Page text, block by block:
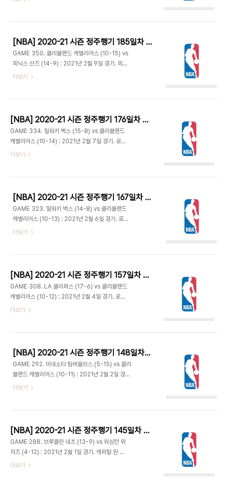
가지만 데미언 릴라드가 자유투를 유도해내는 등 5
미 8득점. 시카고 3점 터지며 23-31로 달아났다.
3점 7개 던져 모두 성공. 라빈은 3점 4/4. 시카고의
공격이 터질 때마다 핫소스를 찾는 지역방송 해설자
스테이시 킹은 연신 핫소스 타령을 한다. 시카고는 8
개째 3점으로 팀 한 쿼터 신기록. 라빈 3점 5개째.
다 득점에 3점 10개로 역대 팀 한 쿼..
[NBA] 2020-21 시즌 정주행기 185일차 (2021.06.25)
GAME 350. 클리블랜드 캐벌리어스 (10-15) vs
피닉스 선즈 (14-9) : 2021년 2월 9일 경기. 피닉
스 선즈 아레나 - 클리블랜드는 재럿 앨런이 선발 출
면 피닉스는 데빈 부커와 미캘 브리지스가 득점 대부
분을 차지하며 대등한 승부가 이어졌다. 자베일 맥기
의 3점으로 캐브스가 앞섰지만 부커가 4점 플레이로
역전시킨 후 다시 점퍼 추가. 마지막에 랭스턴 갤로웨
이가 스틸 후 점퍼 넣으며 28-34 1쿼터 종료. - 클
달아 득점, 40-42 추격. 피닉스도 무어와 프랭크 카
더보기
[NBA] 2020-21 시즌 정주행기 176일차 (2021.06.16)
GAME 334. 밀워키 벅스 (15-8) vs 클리블랜드
캐벌리어스 (10-14) : 2021년 2월 7일 경기. 로켓
모기지 필드하우스 - 2차전. 클리블랜드는 래리 낸스
러먼드가 점퍼를 2번 시도해 하나 성공. 즈루 할러데
이 3점에 포스트업 후 훅샷으로 17-16 역전. 클리블
랜드는 연이은 턴오버로 공격권을 헌납하며 밀워키
의 속공 득점이 이어져 연속 10점을 넣으며 25-16.
막판 제디 오스만의 플로터에 콜린 섹스턴의 3점 플
린스의 3점에 터치다운 패스를 받은 오스만의 레이
더보기
[NBA] 2020-21 시즌 정주행기 167일차 (2021.06.07)
GAME 323. 밀워키 벅스 (14-8) vs 클리블랜드
캐벌리어스 (10-13) : 2021년 2월 6일 경기. 로켓
모기지 필드하우스 - 초반 클리블랜드의 인사이드 공
주로 공격하다 재럿 앨런이 코너에서 3점을 넣고 제
디 오스만도 3점 성공시키며 점수차를 벌렸다. 밀워
키는 앨런의 존재로 인해 인사이드 득점에 어려움을
겪으며 26-33 1쿼터 종료. - 바비 포티스가 연속 6
득점하며 추격의 발판을 마련. 야니스도 계속된 골밑
42-41 역전. 밀워키는 3점 1/13에 그친 반면 토리
더보기
[NBA] 2020-21 시즌 정주행기 157일차 (2021.05.28)
GAME 308. LA 클리퍼스 (17-6) vs 클리블랜드
캐벌리어스 (10-12) : 2021년 2월 4일 경기. 로켓
모기지 필드하우스 - 클리퍼스는 초반부터 3점이 잘
의 필드골을 연속으로 성공시키며 30-17로 달아났
다. 33-25 1쿼터 종료. 클리블랜드는 섹스턴과 대
리어스 갈랜드가 9/11로 18점을 합작했다. - 1쿼터
후반부터 재럿 앨런이 들어오면서 클리블랜드의 수
비가 나아졌다. 벤치 멤버인 라마 스티븐슨과 딜런 윈
윈들러가 골밑에서 이비차 주바치의 공을 두 번이나
더보기
[NBA] 2020-21 시즌 정주행기 148일차 (2021.05.19)
GAME 292. 미네소타 팀버울브스 (5-15) vs 클리
블랜드 캐벌리어스 (10-11) : 2021년 2월 2일 경
기. 로켓 모기지 필드하우스 - 두 팀 장소 바꿔 2차
쉬 오코기의 덩크를 앨런이 블락하며 클블 지역방송
해설인 오스틴 카 특유의 멘트가 벌써부터 나와. 양팀
슛 성공율 높지 않고 턴오버도 주고받으며 다소 어수
선한 출발. 그러다 클리블랜드가 빠른 역습으로 6-
13 리드. 프린스 3점에 앨런은 호쾌한 원핸드 덩크.
더보기
[NBA] 2020-21 시즌 정주행기 145일차 (2021.05.16)
GAME 288. 브루클린 네츠 (13-9) vs 워싱턴 위
저즈 (4-12) : 2021년 2월 1일 경기. 캐피탈 원 아
레나 - 브루클린은 제임스 하든이 허벅지에 멍이 들
더보기